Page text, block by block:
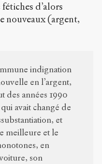
d’alors
nouveaux (argent,
indignation
en l’argent,
des années 1990
avait changé de
et
meilleure et le
en
son